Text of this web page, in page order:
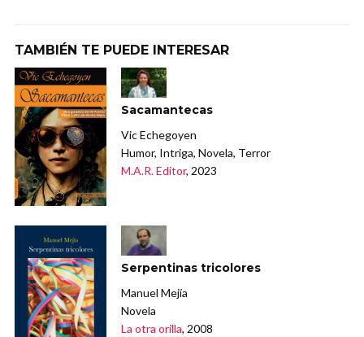
TAMBIÉN TE PUEDE INTERESAR
Sacamantecas
Vic Echegoyen
Humor, Intriga, Novela, Terror
M.A.R. Editor, 2023
Serpentinas tricolores
Manuel Mejía
Novela
La otra orilla, 2008